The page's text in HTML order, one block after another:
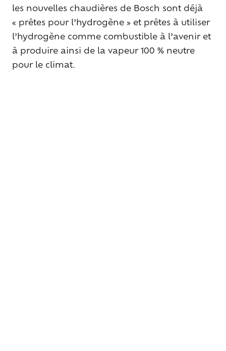
les nouvelles chaudières de Bosch sont déjà
« prêtes pour l’hydrogène » et prêtes à utiliser
l’hydrogène comme combustible à l’avenir et
à produire ainsi de la vapeur 100 % neutre
pour le climat.